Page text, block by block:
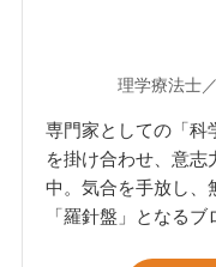
理学療法士
専門家としての「科
を掛け合わせ、意
中。気合を手放し、
「羅針盤」となるブ